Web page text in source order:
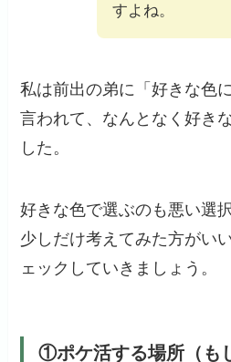
すよね。
私は前出の弟に「好きな色
言われて、なんとなく好き
した。
好きな色で選ぶのも悪い選
少しだけ考えてみた方がい
ェックしていきましょう。
①ポケ活する場所（も